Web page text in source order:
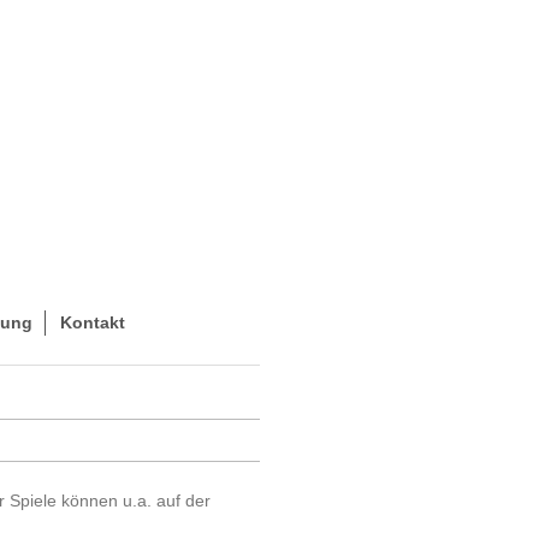
Kontakt
Spiele können u.a. auf der